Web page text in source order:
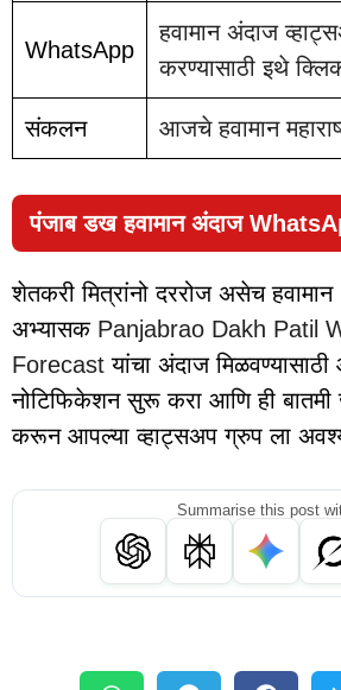
WhatsApp
हवामान अंदाज
करण्यासाठी इथे
संकलन आजचे हवामान
पंजाब डख हवामान अंदाज
शेतकरी मित्रांनो दररोज असेच हवामान
अभ्यासक Panjabrao Dakh Patil
Forecastयांचा अंदाज
नोटिफिकेशन सुरू करा आणि ही
करून आपल्या व्हाट्सअप ग्रुप ला अवश्य
Summarise this post